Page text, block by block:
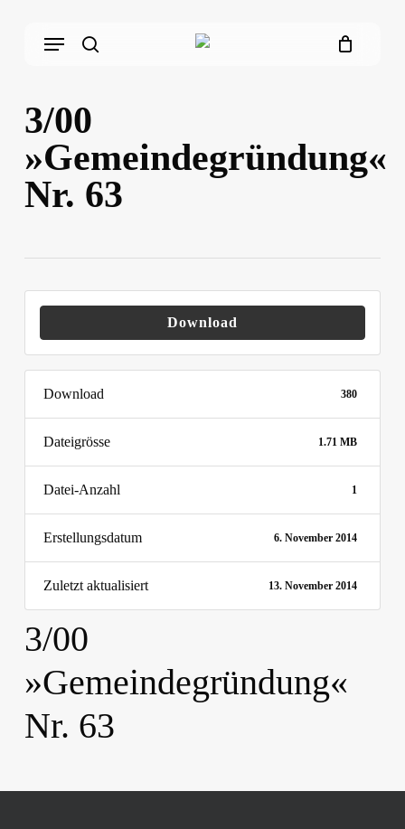
Menu
3/00
»Gemeindegründung«
Nr. 63
Download
Download 380
Dateigrösse 1.71 MB
Datei-Anzahl 1
Erstellungsdatum 6. November 2014
Zuletzt aktualisiert 13. November 2014
3/00
»Gemeindegründung«
Nr. 63